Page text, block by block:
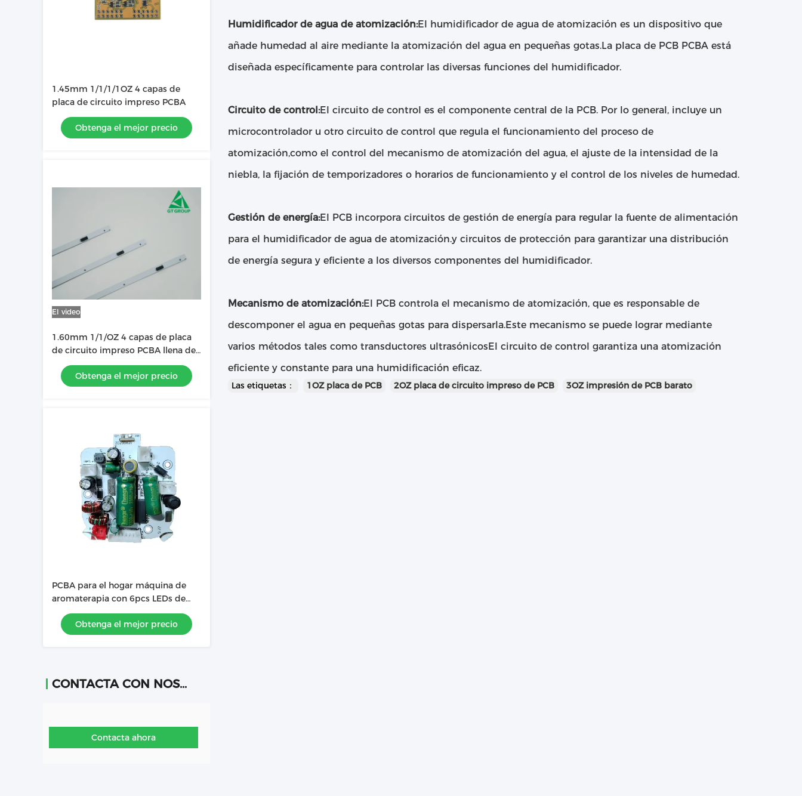
1.45mm 1/1/1/1OZ 4 capas de
placa de circuito impreso PCBA
Obtenga el mejor precio
El video
1.60mm 1/1/OZ 4 capas de placa
de circuito impreso PCBA llena de
tinta utilizada en la barra de luz
LED
Obtenga el mejor precio
PCBA para el hogar máquina de
aromaterapia con 6pcs LEDs de
alta luz amarillo caliente
Obtenga el mejor precio
CONTACTA CON NOSOTROS
Contacta ahora
Humidificador de agua de atomización:El humidificador de agua de atomización es un dispositivo que
añade humedad al aire mediante la atomización del agua en pequeñas gotas.La placa de PCB PCBA está
diseñada específicamente para controlar las diversas funciones del humidificador.
Circuito de control:El circuito de control es el componente central de la PCB. Por lo general, incluye un
microcontrolador u otro circuito de control que regula el funcionamiento del proceso de
atomización,como el control del mecanismo de atomización del agua, el ajuste de la intensidad de la
niebla, la fijación de temporizadores o horarios de funcionamiento y el control de los niveles de humedad.
Gestión de energía:El PCB incorpora circuitos de gestión de energía para regular la fuente de alimentación
para el humidificador de agua de atomización.y circuitos de protección para garantizar una distribución
de energía segura y eficiente a los diversos componentes del humidificador.
Mecanismo de atomización:El PCB controla el mecanismo de atomización, que es responsable de
descomponer el agua en pequeñas gotas para dispersarla.Este mecanismo se puede lograr mediante
varios métodos tales como transductores ultrasónicosEl circuito de control garantiza una atomización
eficiente y constante para una humidificación eficaz.
Las etiquetas： 1OZ placa de PCB 2OZ placa de circuito impreso de PCB 3OZ impresión de PCB barato